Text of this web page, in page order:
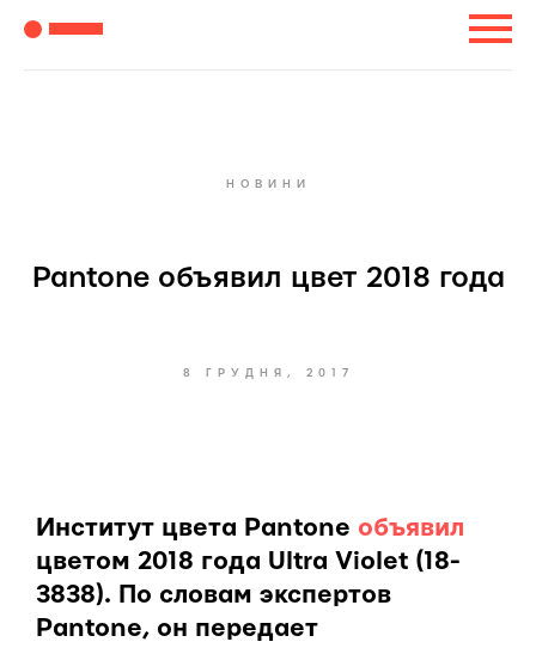
НОВИНИ
Pantone объявил цвет 2018 года
8 ГРУДНЯ, 2017
Институт цвета Pantone объявил
цветом 2018 года Ultra Violet (18-
3838). По словам экспертов
Pantone, он передает